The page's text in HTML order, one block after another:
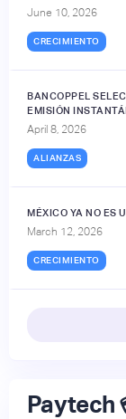
June 10, 2026
CRECIMIENTO
BANCOPPEL
EMISIÓN
April 8, 2026
ALIANZAS
MÉXICO YA NO ES
March 12, 2026
CRECIMIENTO
Paytech